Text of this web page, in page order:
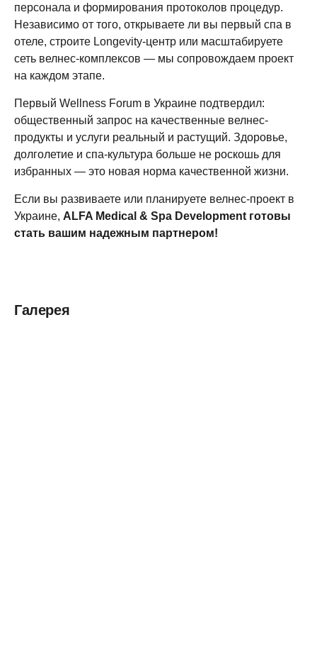
персонала и формирования протоколов процедур.
Независимо от того, открываете ли вы первый спа в
отеле, строите Longevity-центр или масштабируете
сеть велнес-комплексов — мы сопровождаем проект
на каждом этапе.
Первый Wellness Forum в Украине подтвердил:
общественный запрос на качественные велнес-
продукты и услуги реальный и растущий. Здоровье,
долголетие и спа-культура больше не роскошь для
избранных — это новая норма качественной жизни.
Если вы развиваете или планируете велнес-проект в
Украине, ALFA Medical & Spa Development готовы
стать вашим надежным партнером!
Галерея